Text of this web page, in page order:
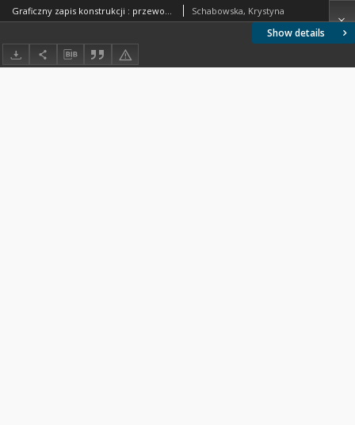
Show details
Graficzny zapis konstrukcji : przewodnik do zajęć projektowych Schabowska, Krystyna